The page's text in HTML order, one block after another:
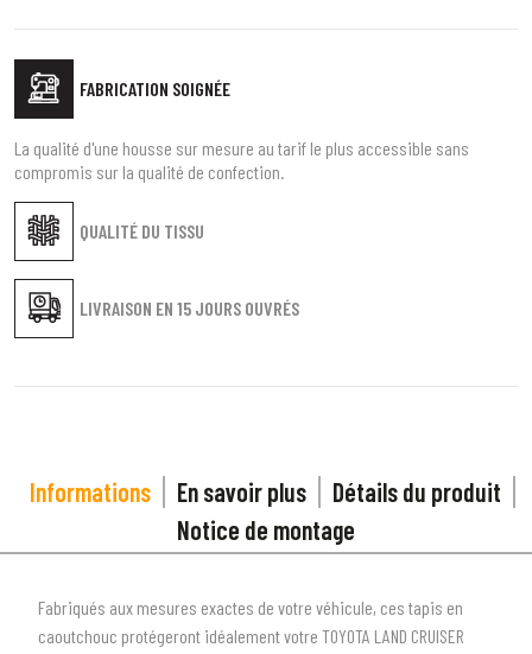
FABRICATION SOIGNÉE
QUALITÉ DU TISSU
LIVRAISON EN 15 JOURS OUVRÉS
La qualité d'une housse sur mesure au tarif le plus accessible sans
compromis sur la qualité de confection.
Informations En savoir plus
Détails du produit
Notice de montage
Fabriqués aux mesures exactes de votre véhicule, ces tapis en
caoutchouc protégeront idéalement votre TOYOTA LAND CRUISER